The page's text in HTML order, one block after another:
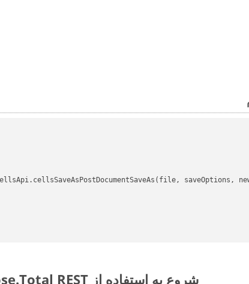
saveOptions,
شروع به استفاده از Aspose.Total REST برای TSV to MHT کنید